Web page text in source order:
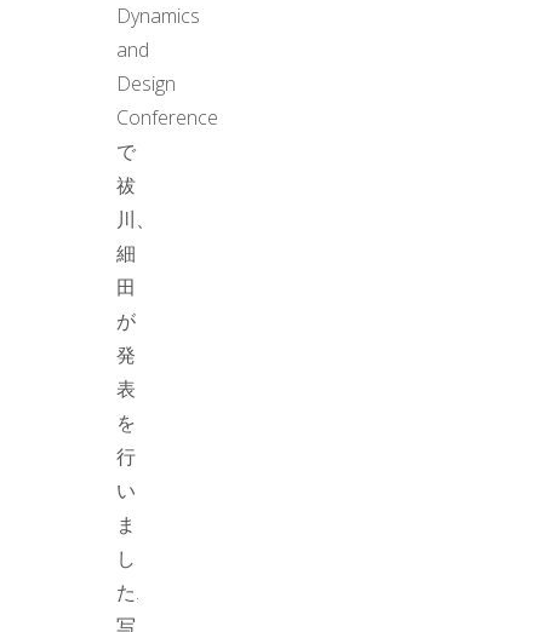
Dynamics
and
Design
Conference
で
祓
川、
細
田
が
発
表
を
行
い
ま
し
た.
写